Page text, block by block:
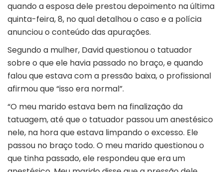
quando a esposa dele prestou depoimento na última
quinta-feira, 8, no qual detalhou o caso e a polícia
anunciou o conteúdo das apurações.
Segundo a mulher, David questionou o tatuador
sobre o que ele havia passado no braço, e quando
falou que estava com a pressão baixa, o profissional
afirmou que “isso era normal”.
“O meu marido estava bem na finalização da
tatuagem, até que o tatuador passou um anestésico
nele, na hora que estava limpando o excesso. Ele
passou no braço todo. O meu marido questionou o
que tinha passado, ele respondeu que era um